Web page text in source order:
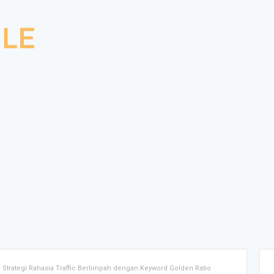
Rahasia Traffic Berlimpah dengan Keyword Golden Ratio